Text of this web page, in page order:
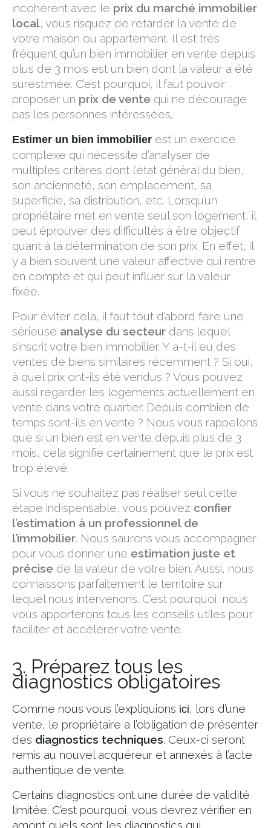
incohérent avec le prix du marché immobilier
local, vous risquez de retarder la vente de
votre maison ou appartement. Il est très
fréquent qu’un bien immobilier en vente depuis
plus de 3 mois est un bien dont la valeur a été
surestimée. C’est pourquoi, il faut pouvoir
proposer un prix de vente qui ne décourage
pas les personnes intéressées.
Estimer un bien immobilier est un exercice
complexe qui nécessite d’analyser de
multiples critères dont l’état général du bien,
son ancienneté, son emplacement, sa
superficie, sa distribution, etc. Lorsqu’un
propriétaire met en vente seul son logement, il
peut éprouver des difficultés à être objectif
quant à la détermination de son prix. En effet, il
y a bien souvent une valeur affective qui rentre
en compte et qui peut influer sur la valeur
fixée.
Pour éviter cela, il faut tout d’abord faire une
sérieuse analyse du secteur dans lequel
s’inscrit votre bien immobilier. Y a-t-il eu des
ventes de biens similaires récemment ? Si oui,
à quel prix ont-ils été vendus ? Vous pouvez
aussi regarder les logements actuellement en
vente dans votre quartier. Depuis combien de
temps sont-ils en vente ? Nous vous rappelons
que si un bien est en vente depuis plus de 3
mois, cela signifie certainement que le prix est
trop élevé.
Si vous ne souhaitez pas réaliser seul cette
étape indispensable, vous pouvez confier
l’estimation à un professionnel de
l’immobilier. Nous saurons vous accompagner
pour vous donner une estimation juste et
précise de la valeur de votre bien. Aussi, nous
connaissons parfaitement le territoire sur
lequel nous intervenons. C’est pourquoi, nous
vous apporterons tous les conseils utiles pour
faciliter et accélérer votre vente.
3. Préparez tous les
diagnostics obligatoires
Comme nous vous l’expliquions ici, lors d’une
vente, le propriétaire a l’obligation de présenter
des diagnostics techniques. Ceux-ci seront
remis au nouvel acquéreur et annexés à l’acte
authentique de vente.
Certains diagnostics ont une durée de validité
limitée. C’est pourquoi, vous devrez vérifier en
amont quels sont les diagnostics qui